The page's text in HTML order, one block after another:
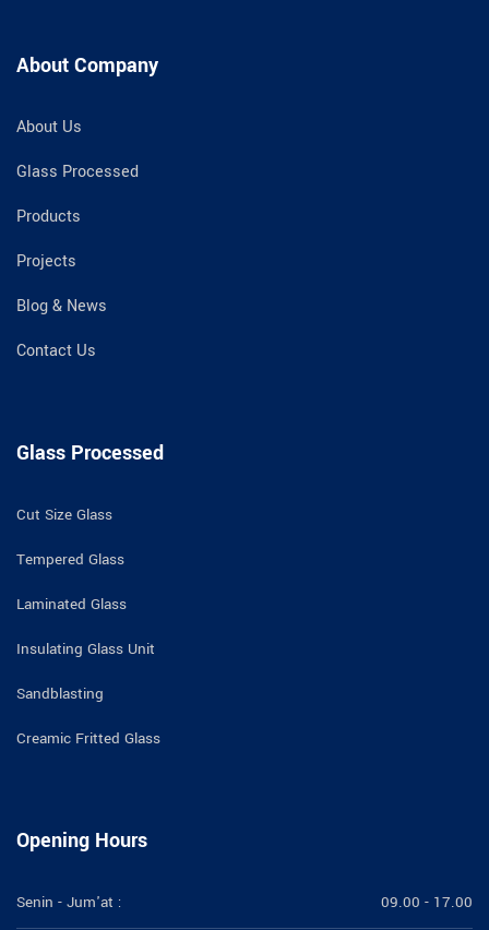
About Company
About Us
Glass Processed
Products
Projects
Blog & News
Contact Us
Glass Processed
Cut Size Glass
Tempered Glass
Laminated Glass
Insulating Glass Unit
Sandblasting
Creamic Fritted Glass
Opening Hours
Senin - Jum'at : 09.00 - 17.00